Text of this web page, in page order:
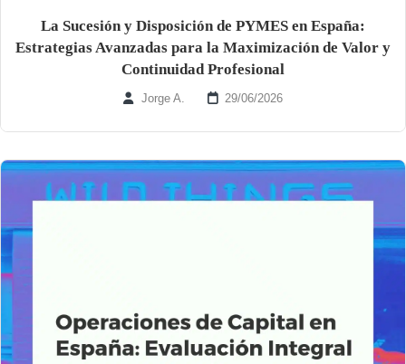
La Sucesión y Disposición de PYMES en España:
Estrategias Avanzadas para la Maximización de Valor y
Continuidad Profesional
Jorge A. 29/06/2026